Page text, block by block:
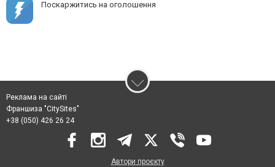
Поскаржитись на оголошення
Реклама на сайті
Франшиза "CitySites"
+38 (050) 426 26 24
Автори проєкту